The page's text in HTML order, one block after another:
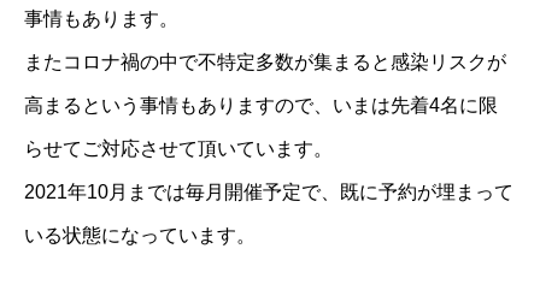
事情もあります。
またコロナ禍の中で不特定多数が集まると感染リスクが
高まるという事情もありますので、いまは先着4名に限
らせてご対応させて頂いています。
2021年10月までは毎月開催予定で、既に予約が埋まって
いる状態になっています。
人財経営支援コンサルタントBLOG